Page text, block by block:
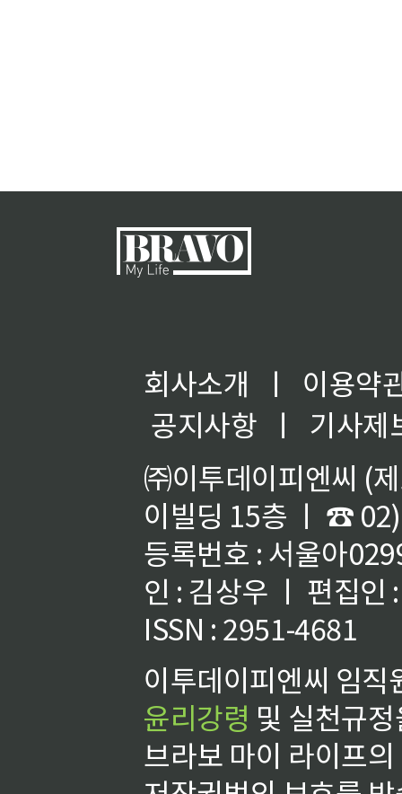
회사소개 ㅣ
이용약
공지사항
ㅣ
기사제
㈜이투데이피엔씨 (
이빌딩 15층 ㅣ ☎
등록번호 : 서울아
인 : 김상우 ㅣ 편집인
ISSN : 2951-4681
이투데이피엔씨 임
윤리강령 및 실천규
브라보 마이 라이프